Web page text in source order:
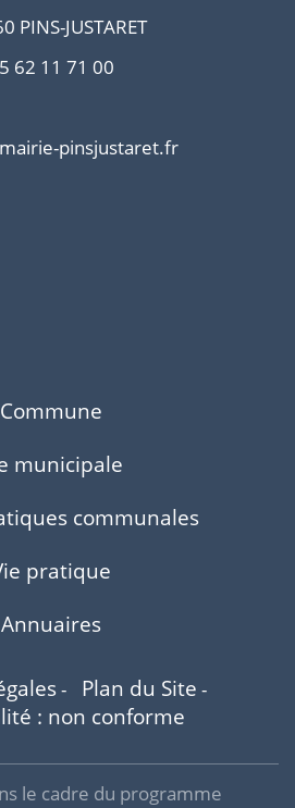
PINS-JUSTARET
62 11 71 00
pinsjustaret.fr
Commune
municipale
communales
pratique
Annuaires
- Plan du Site -
: non conforme
le cadre du programme